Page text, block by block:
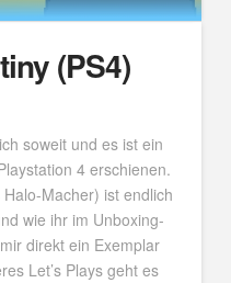
(PS4)
soweit und es ist ein
4 erschienen.
Macher) ist endlich
wie ihr im Unboxing-
direkt ein Exemplar
Let’s Plays geht es